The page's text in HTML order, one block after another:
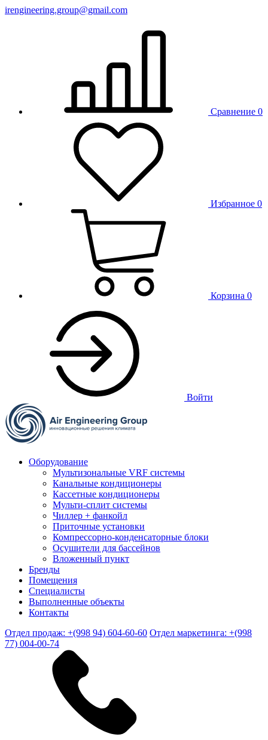
irengineering.group@gmail.com
Сравнение 0
Избранное 0
Корзина 0
Войти
Оборудование
Мультизональные VRF системы
Канальные кондиционеры
Кассетные кондиционеры
Мульти-сплит системы
Чиллер + фанкойл
Приточные установки
Компрессорно-конденсаторные блоки
Осушители для бассейнов
Вложенный пункт
Бренды
Помещения
Специалисты
Выполненные объекты
Контакты
Отдел продаж: +(998 94) 604-60-60 Отдел маркетинга: +(998
77) 004-00-74